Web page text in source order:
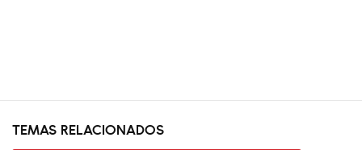
TEMAS RELACIONADOS